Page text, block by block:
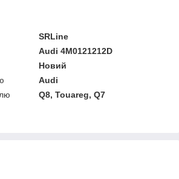
SRLine
Audi 4M0121212D
Новий
Audi
Q8, Touareg, Q7